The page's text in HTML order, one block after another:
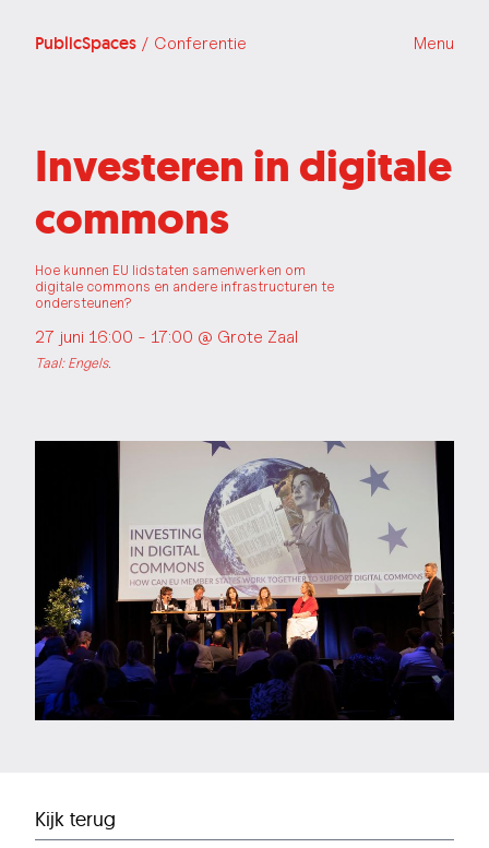
PublicSpaces / Conferentie Menu
Investeren in digitale
commons
Hoe kunnen EU lidstaten samenwerken om
digitale commons en andere infrastructuren te
ondersteunen?
27 juni 16:00 - 17:00 @ Grote Zaal
Taal: Engels.
Kijk terug